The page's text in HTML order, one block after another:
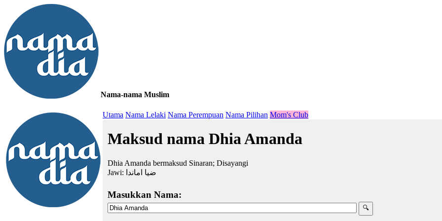
Nama-nama Muslim
Utama Nama Lelaki Nama Perempuan Nama Pilihan Mom's Club
Maksud nama Dhia Amanda
Dhia Amanda bermaksud Sinaran; Disayangi
Jawi: ضيا اماندا
Masukkan Nama: